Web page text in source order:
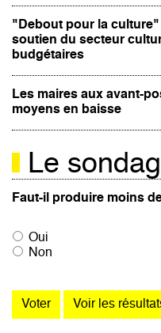
"Debout pour la
soutien du secteur
budgétaires
Les maires aux avant-
moyens en baisse
Le
Faut-il produire moins
Oui
Non